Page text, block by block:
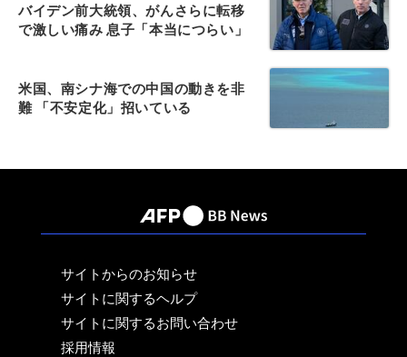
バイデン前大統領、がんさらに転移
で激しい痛み 息子「本当につらい」
米国、南シナ海での中国の動きを非
難 「不安定化」招いている
サイトからのお知らせ
サイトに関するヘルプ
サイトに関するお問い合わせ
採用情報